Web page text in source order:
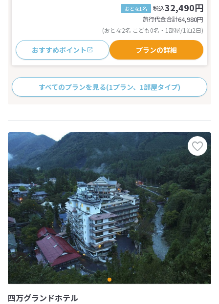
おとな1名 税込32,490円
旅行代金合計64,980円
(おとな2名 こども0名・1部屋/1泊2日)
おすすめポイント プランの詳細
すべてのプランを見る(1プラン、1部屋タイプ)
四万グランドホテル